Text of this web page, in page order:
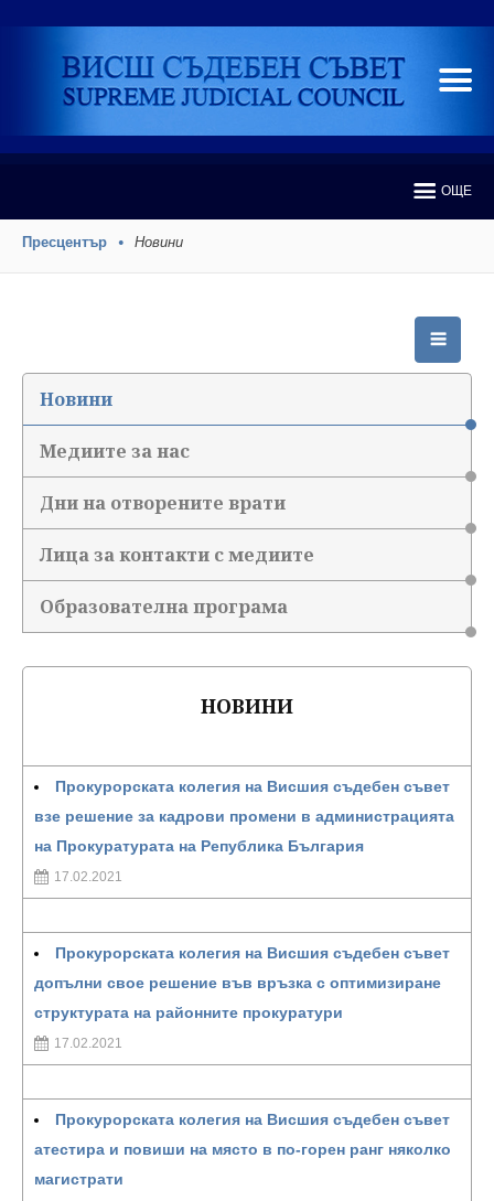
ОЩЕ
Пресцентър Новини
Новини
Медиите за нас
Дни на отворените врати
Лица за контакти с медиите
Образователна програма
НОВИНИ
Прокурорската колегия на Висшия съдебен съвет
взе решение за кадрови промени в администрацията
на Прокуратурата на Република България
17.02.2021
Прокурорската колегия на Висшия съдебен съвет
допълни свое решение във връзка с оптимизиране
структурата на районните прокуратури
17.02.2021
Прокурорската колегия на Висшия съдебен съвет
атестира и повиши на място в по-горен ранг няколко
магистрати